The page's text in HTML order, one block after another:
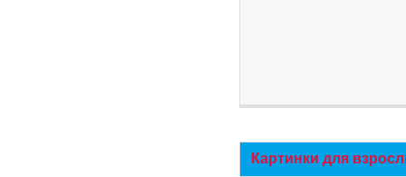
Картинки для